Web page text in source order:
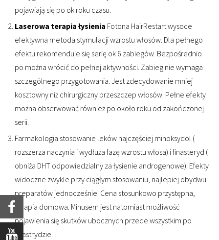
pojawiają się po ok roku czasu.
Laserowa terapia łysienia Fotona HairRestart wysoce
efektywna metoda stymulacji wzrostu włosów. Dla pełnego
efektu rekomenduje się serię ok 6 zabiegów. Bezpośrednio
po można wrócić do pełnej aktywności. Zabieg nie wymaga
szczególnego przygotowania. Jest zdecydowanie mniej
kosztowny niż chirurgiczny przeszczep włosów. Pełne efekty
można obserwować również po około roku od zakończonej
serii.
Farmakologia stosowanie leków najczęściej minoksydol (
rozszerza naczynia i wydłuża fazę wzrostu włosa) i finasteryd (
obniża DHT odpowiedzialny za łysienie androgenowe). Efekty
widoczne zwykle przy ciągłym stosowaniu, najlepiej obydwu
preparatów jednocześnie. Cena stosunkowo przystępna,
terapia domowa. Minusem jest natomiast możliwość
pojawienia się skutków ubocznych przede wszystkim po
finastrydzie.